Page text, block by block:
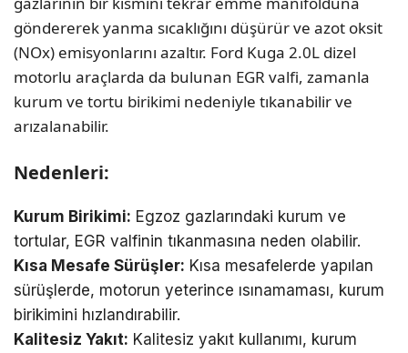
göndererek yanma sıcaklığını düşürür ve azot oksit
(NOx) emisyonlarını azaltır. Ford Kuga 2.0L dizel
motorlu araçlarda da bulunan EGR valfi, zamanla
kurum ve tortu birikimi nedeniyle tıkanabilir ve
arızalanabilir.
Nedenleri:
Kurum Birikimi: Egzoz gazlarındaki kurum ve
tortular, EGR valfinin tıkanmasına neden olabilir.
Kısa Mesafe Sürüşler: Kısa mesafelerde yapılan
sürüşlerde, motorun yeterince ısınamaması, kurum
birikimini hızlandırabilir.
Kalitesiz Yakıt: Kalitesiz yakıt kullanımı, kurum